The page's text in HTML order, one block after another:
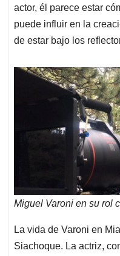
actor, él parece estar
puede influir en la
de estar bajo los
Miguel Varoni en su rol
La vida de Varoni en
Siachoque. La actriz,